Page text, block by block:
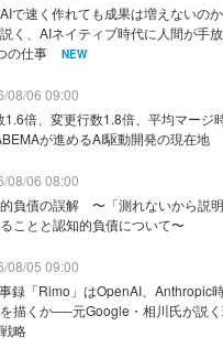
で速く作れても成果は増えないの
く、AIネイティブ時代に人間が手
の仕事
NEW
08/06 09:00
1.6倍、変更行数1.8倍、平均マージ
が進めるAI駆動開発の現在地
08/06 08:00
負債の誤解 〜「測れないから説
ことと認知的負債について〜
08/05 09:00
録「Rimo」はOpenAI、Anthropic
描くか──元Google・相川氏が説
略